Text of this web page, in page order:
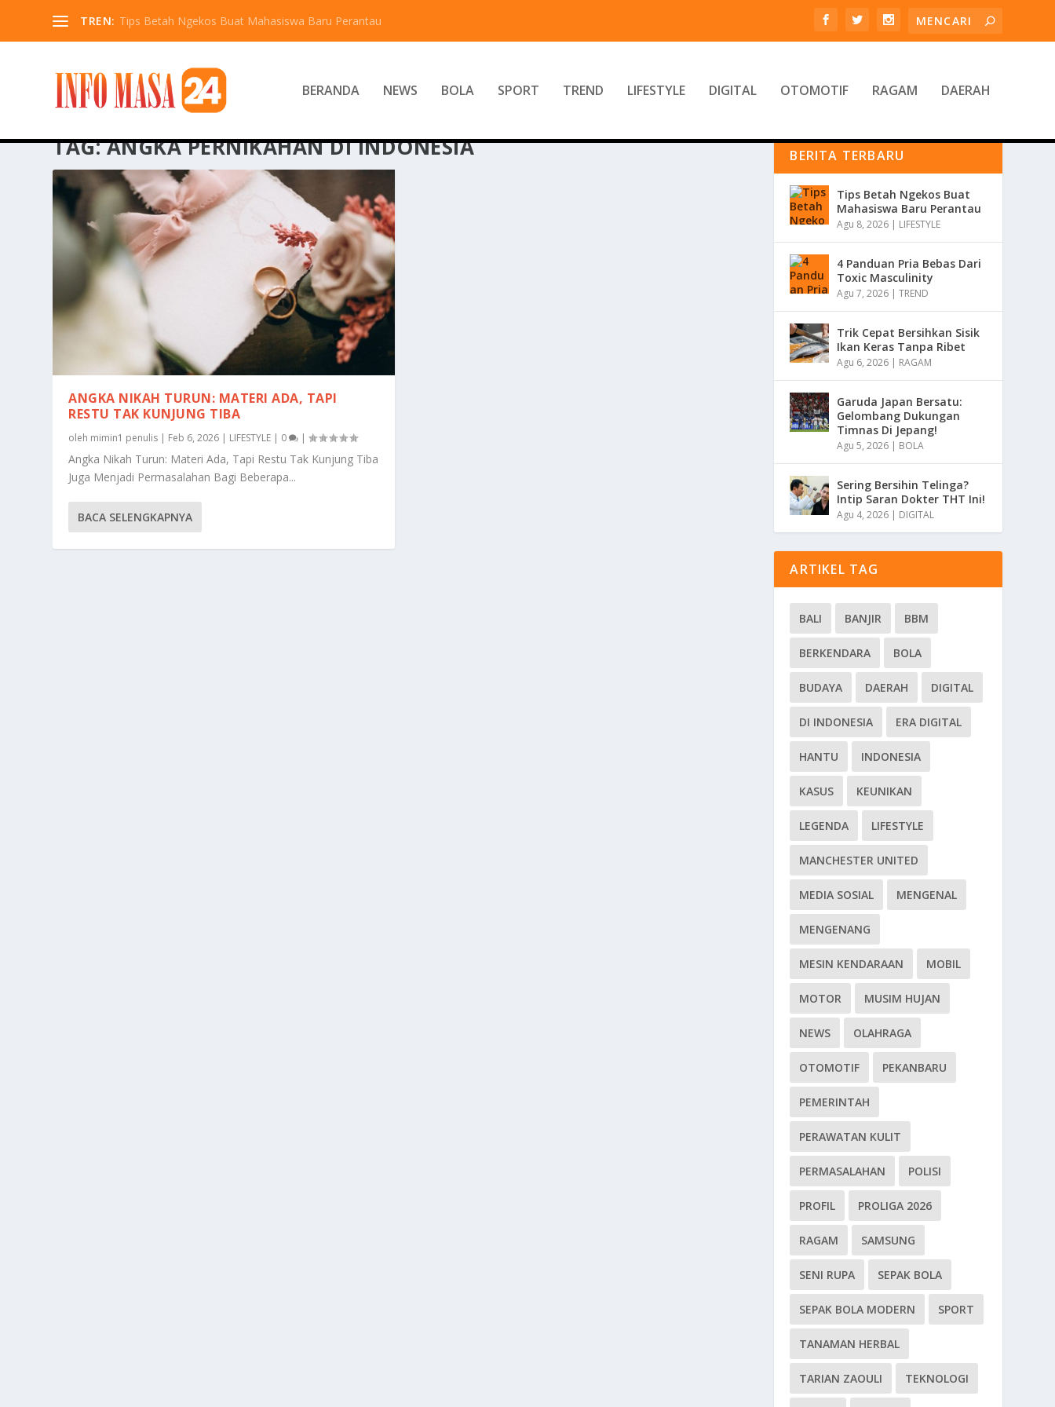
TREN: Tips Betah Ngekos Buat Mahasiswa Baru Perantau
BERANDA NEWS BOLA SPORT TREND LIFESTYLE DIGITAL OTOMOTIF RAGAM DAERAH
TAG:ANGKA PERNIKAHAN DI INDONESIA
ANGKA NIKAH TURUN: MATERI ADA, TAPI
RESTU TAK KUNJUNG TIBA
oleh mimin1 penulis Feb 6, 2026 LIFESTYLE 0 |
Angka Nikah Turun: Materi Ada, Tapi Restu Tak Kunjung Tiba
Juga Menjadi Permasalahan Bagi Beberapa...
BACA SELENGKAPNYA
BERITA TERBARU
Tips Betah Ngekos Buat
Mahasiswa Baru Perantau
Agu 8, 2026 | LIFESTYLE
4 Panduan Pria Bebas Dari
Toxic Masculinity
Agu 7, 2026 |TREND
Trik Cepat Bersihkan Sisik
Ikan Keras Tanpa Ribet
Agu 6, 2026 | RAGAM
Garuda Japan Bersatu:
Gelombang Dukungan
Timnas Di Jepang!
Agu 5, 2026 | BOLA
Sering Bersihin Telinga?
Intip Saran Dokter THT Ini!
Agu 4, 2026 | DIGITAL
ARTIKEL TAG
BALI BANJIR BBM
BERKENDARA BOLA
BUDAYA DAERAH DIGITAL
DI INDONESIA ERA DIGITAL
HANTU INDONESIA
KASUS KEUNIKAN
LEGENDA LIFESTYLE
MANCHESTER UNITED
MEDIA SOSIAL MENGENAL
MENGENANG
MESIN KENDARAAN MOBIL
MOTOR MUSIM HUJAN
NEWS OLAHRAGA
OTOMOTIF PEKANBARU
PEMERINTAH
PERAWATAN KULIT
PERMASALAHAN POLISI
PROFIL PROLIGA 2026
RAGAM SAMSUNG
SENI RUPA SEPAK BOLA
SEPAK BOLA MODERN SPORT
TANAMAN HERBAL
TARIAN ZAOULI TEKNOLOGI